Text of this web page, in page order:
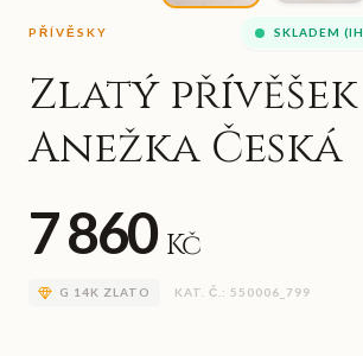
PŘÍVĚSKY SKLADEM
Zlatý přívěšek
Anežka Česká
7 860 Kč
G 14K ZLATO KAT. Č.: 550006_799